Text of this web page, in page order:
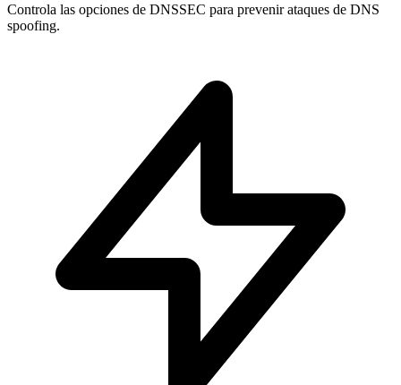
Controla las opciones de DNSSEC para prevenir ataques de DNS
spoofing.